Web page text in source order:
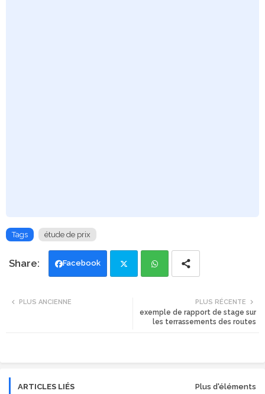
Tags étude de prix
Facebook
ats
PLUS RÉCENTE
exemple de rapport de stage sur
les terrassements des routes
PLUS ANCIENNE
ARTICLES LIÉS Plus d'éléments